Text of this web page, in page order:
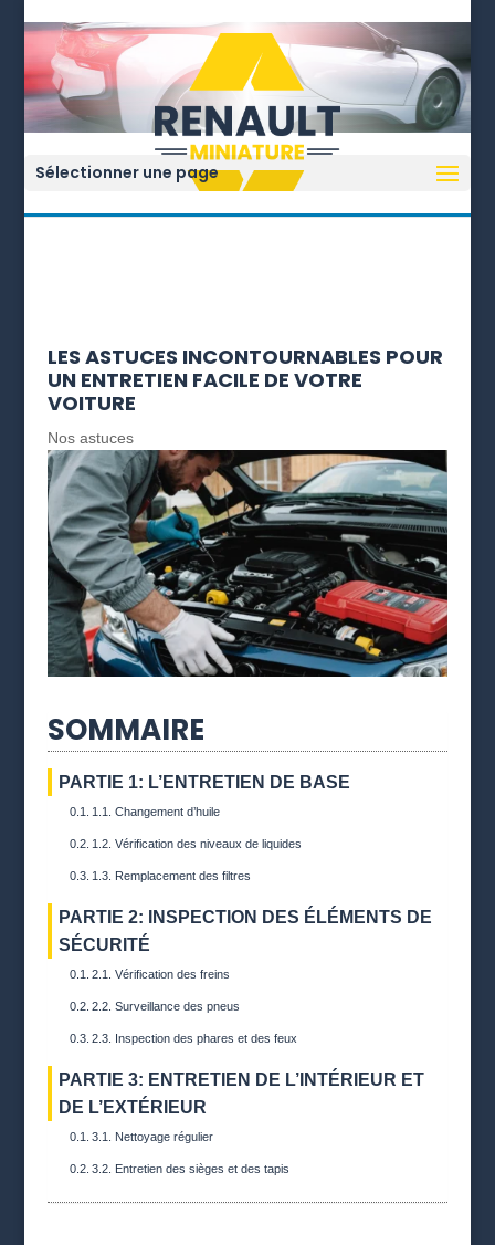
Sélectionner une page
LES ASTUCES INCONTOURNABLES POUR
UN ENTRETIEN FACILE DE VOTRE
VOITURE
Nos astuces
SOMMAIRE
PARTIE 1: L’ENTRETIEN DE BASE
1.1. Changement d’huile
1.2. Vérification des niveaux de liquides
1.3. Remplacement des filtres
PARTIE 2: INSPECTION DES ÉLÉMENTS DE
SÉCURITÉ
2.1. Vérification des freins
2.2. Surveillance des pneus
2.3. Inspection des phares et des feux
PARTIE 3: ENTRETIEN DE L’INTÉRIEUR ET
DE L’EXTÉRIEUR
3.1. Nettoyage régulier
3.2. Entretien des sièges et des tapis